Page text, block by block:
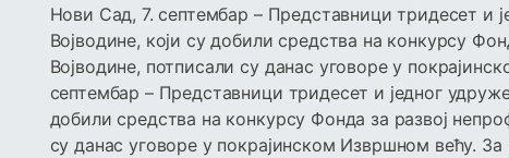
Нови Сад, 7. септембар – Представници тридесет и
Војводине, који су добили средства на конкурсу
Војводине, потписали су данас уговоре у
септембар – Представници тридесет и једног
добили средства на конкурсу Фонда за развој
су данас уговоре у покрајинском Извршном већу. За